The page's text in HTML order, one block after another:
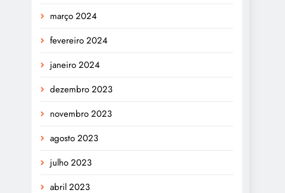
março 2024
fevereiro 2024
janeiro 2024
dezembro 2023
novembro 2023
agosto 2023
julho 2023
abril 2023